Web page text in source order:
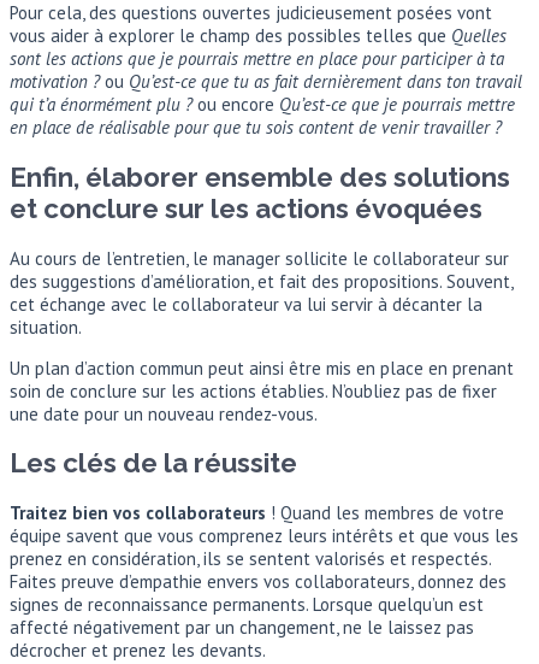
Pour cela, des questions ouvertes judicieusement posées vont
vous aider à explorer le champ des possibles telles que Quelles
sont les actions que je pourrais mettre en place pour participer à ta
motivation ?ou Qu’est-ce que tu as fait dernièrement dans ton travail
qui t’a énormément plu ?ou encore Qu’est-ce que je pourrais mettre
en place de réalisable pour que tu sois content de venir travailler ?
Enfin, élaborer ensemble des solutions
et conclure sur les actions évoquées
Au cours de l’entretien, le manager sollicite le collaborateur sur
des suggestions d’amélioration, et fait des propositions. Souvent,
cet échange avec le collaborateur va lui servir à décanter la
situation.
Un plan d’action commun peut ainsi être mis en place en prenant
soin de conclure sur les actions établies. N’oubliez pas de fixer
une date pour un nouveau rendez-vous.
Les clés de la réussite
Traitez bien vos collaborateurs ! Quand les membres de votre
équipe savent que vous comprenez leurs intérêts et que vous les
prenez en considération, ils se sentent valorisés et respectés.
Faites preuve d’empathie envers vos collaborateurs, donnez des
signes de reconnaissance permanents. Lorsque quelqu’un est
affecté négativement par un changement, ne le laissez pas
décrocher et prenez les devants.